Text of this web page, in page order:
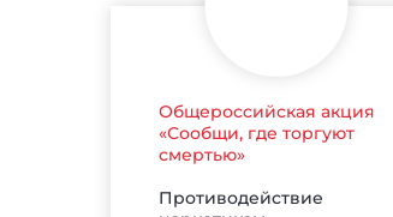
Общероссийская акция
«Сообщи, где торгуют
смертью»
Противодействие